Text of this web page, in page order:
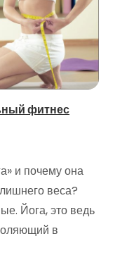
фитнес
и почему она
веса?
Йога, это ведь
в